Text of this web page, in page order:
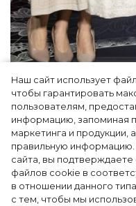
Наш сайт использует
чтобы гарантировать
пользователям,
информацию, запоминая
маркетинга и продукции,
правильную информацию.
сайта, вы подтверждаете
файлов cookie в
в отношении данного
с тем, чтобы мы
Как Ульяновск
моды на два дня
млн рублей
случилось на